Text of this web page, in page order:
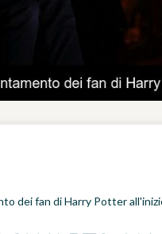
dei fan di Harry Potter